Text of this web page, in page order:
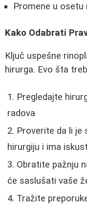
Promene u osetu
Kako Odabrati
Ključ uspešne
hirurga. Evo šta
Pregledajte
radova
Proverite da li je
hirurgiju i ima
Obratite pažnju
će saslušati vaše
Tražite